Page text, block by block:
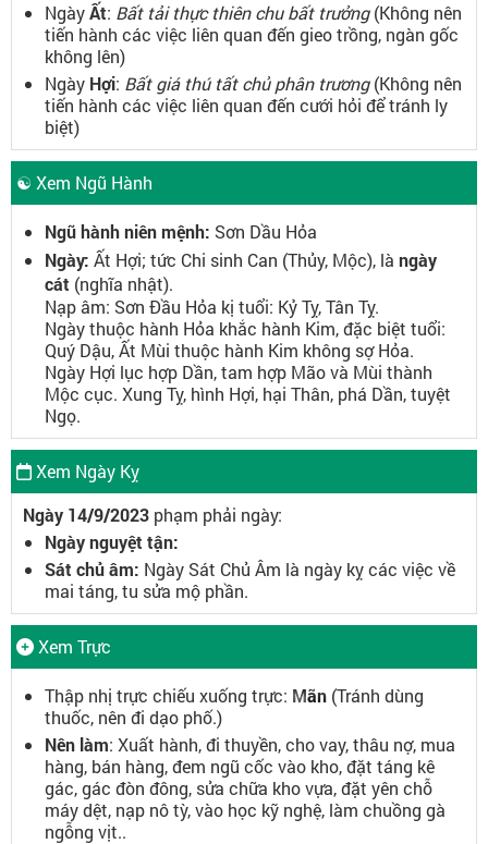
NgàyẤt: Bất tải thực thiên chu bất trưởng(Không nên
tiến hành các việc liên quan đến gieo trồng, ngàn gốc
không lên)
Ngày Hợi: Bất giá thú tất chủ phân trương(Không nên
tiến hành các việc liên quan đến cưới hỏi để tránh ly
biệt)
☯ Xem Ngũ Hành
Ngũ hành niên mệnh: Sơn Dầu Hỏa
Ngày: Ất Hợi; tức Chi sinh Can (Thủy, Mộc), là ngày
cát (nghĩa nhật).
Nạp âm: Sơn Đầu Hỏa kị tuổi: Kỷ Tỵ, Tân Tỵ.
Ngày thuộc hành Hỏa khắc hành Kim, đặc biệt tuổi:
Quý Dậu, Ất Mùi thuộc hành Kim không sợ Hỏa.
Ngày Hợi lục hợp Dần, tam hợp Mão và Mùi thành
Mộc cục. Xung Tỵ, hình Hợi, hại Thân, phá Dần, tuyệt
Ngọ.
Xem Ngày Kỵ
Ngày 14/9/2023 phạm phải ngày:
Ngày nguyệt tận:
Sát chủ âm: Ngày Sát Chủ Âm là ngày kỵ các việc về
mai táng, tu sửa mộ phần.
Xem Trực
Thập nhị trực chiếu xuống trực: Mãn (Tránh dùng
thuốc, nên đi dạo phố.)
Nên làm: Xuất hành, đi thuyền, cho vay, thâu nợ, mua
hàng, bán hàng, đem ngũ cốc vào kho, đặt táng kê
gác, gác đòn đông, sửa chữa kho vựa, đặt yên chỗ
máy dệt, nạp nô tỳ, vào học kỹ nghệ, làm chuồng gà
ngỗng vịt..